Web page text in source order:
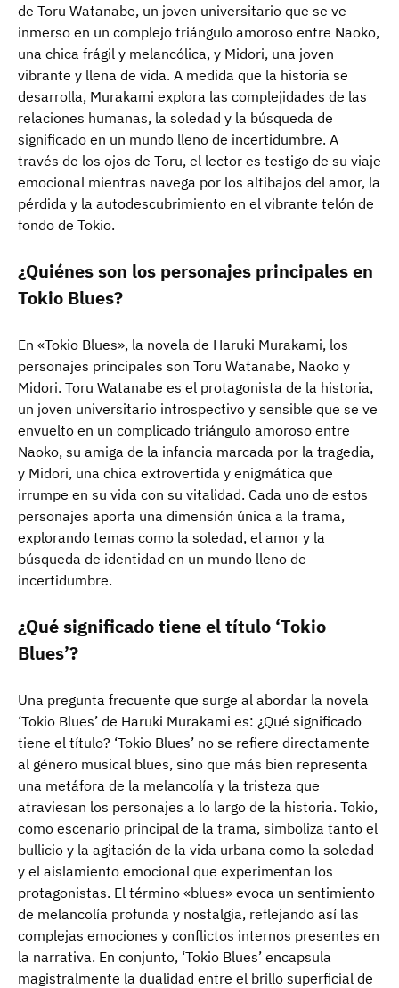
de Toru Watanabe, un joven universitario que se ve
inmerso en un complejo triángulo amoroso entre Naoko,
una chica frágil y melancólica, y Midori, una joven
vibrante y llena de vida. A medida que la historia se
desarrolla, Murakami explora las complejidades de las
relaciones humanas, la soledad y la búsqueda de
significado en un mundo lleno de incertidumbre. A
través de los ojos de Toru, el lector es testigo de su viaje
emocional mientras navega por los altibajos del amor, la
pérdida y la autodescubrimiento en el vibrante telón de
fondo de Tokio.
¿Quiénes son los personajes principales en
Tokio Blues?
En «Tokio Blues», la novela de Haruki Murakami, los
personajes principales son Toru Watanabe, Naoko y
Midori. Toru Watanabe es el protagonista de la historia,
un joven universitario introspectivo y sensible que se ve
envuelto en un complicado triángulo amoroso entre
Naoko, su amiga de la infancia marcada por la tragedia,
y Midori, una chica extrovertida y enigmática que
irrumpe en su vida con su vitalidad. Cada uno de estos
personajes aporta una dimensión única a la trama,
explorando temas como la soledad, el amor y la
búsqueda de identidad en un mundo lleno de
incertidumbre.
¿Qué significado tiene el título ‘Tokio
Blues’?
Una pregunta frecuente que surge al abordar la novela
‘Tokio Blues’ de Haruki Murakami es: ¿Qué significado
tiene el título? ‘Tokio Blues’ no se refiere directamente
al género musical blues, sino que más bien representa
una metáfora de la melancolía y la tristeza que
atraviesan los personajes a lo largo de la historia. Tokio,
como escenario principal de la trama, simboliza tanto el
bullicio y la agitación de la vida urbana como la soledad
y el aislamiento emocional que experimentan los
protagonistas. El término «blues» evoca un sentimiento
de melancolía profunda y nostalgia, reflejando así las
complejas emociones y conflictos internos presentes en
la narrativa. En conjunto, ‘Tokio Blues’ encapsula
magistralmente la dualidad entre el brillo superficial de